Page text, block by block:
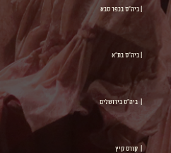
| ביה"ס בכפר סבא
| ביה"ס בת"א
| ביה"ס בירושלים
| קורס קיץ